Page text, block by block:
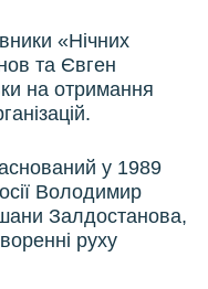
«Нічних
та Євген
на отримання
у 1989
Володимир
Залдостанова,
руху